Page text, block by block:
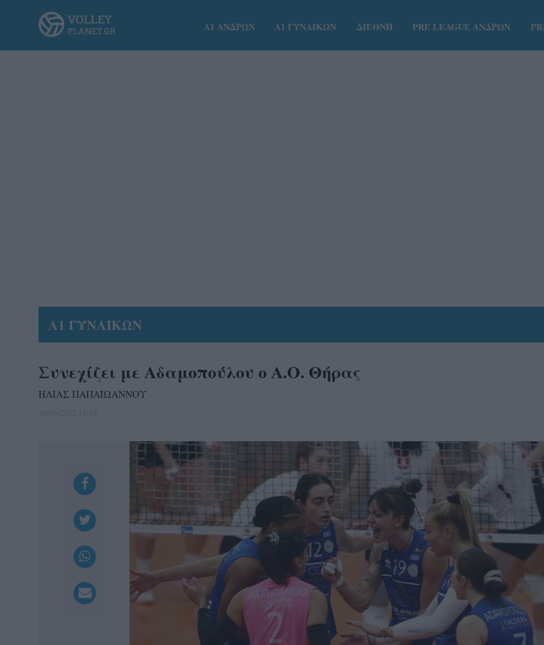
Α1 ΑΝΔΡΩΝ Α1 ΓΥΝΑΙΚΩΝ ΔΙΕΘΝΗ PRE LEAGUE ΑΝΔΡΩΝ
Α1 ΓΥΝΑΙΚΩΝ
Συνεχίζει με Αδαμοπούλου ο Α.Ο. Θήρας
ΗΛΙΑΣ ΠΑΠΑΪΩΑΝΝΟΥ